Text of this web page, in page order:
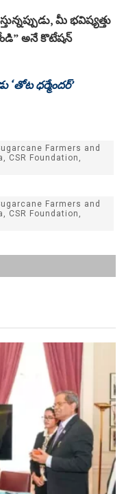
మీ భవిష్యత్తు
అనే కొటేషన్
ధర్మేందర్’
Farmers and
CSR Foundation,
Farmers and
CSR Foundation,